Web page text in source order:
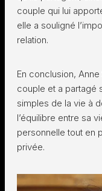
couple qui lui
elle a souligné
relation.
En conclusion,
couple et a partagé
simples de la vie à
l’équilibre entre sa
personnelle tout en
privée.